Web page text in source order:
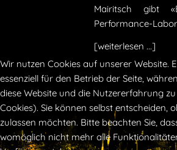
Mairitsch gibt
Performance-
[weiterlesen ...]
Wir nutzen Cookies auf unserer Website.
essenziell für den Betrieb der Seite,
diese Website und die Nutzererfahrung
Cookies). Sie können selbst entscheiden,
zulassen möchten. Bitte beachten Sie,
womöglich nicht mehr alle